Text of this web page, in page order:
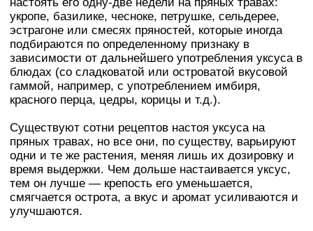
укропе, базилике, чесноке, петрушке, сельдерее,
эстрагоне или смесях пряностей, которые иногда
подбираются по определенному признаку в
зависимости от дальнейшего употребления уксуса в
блюдах (со сладковатой или островатой вкусовой
гаммой, например, с употреблением имбиря,
красного перца, цедры, корицы и т.д.).
Существуют сотни рецептов настоя уксуса на
пряных травах, но все они, по существу, варьируют
одни и те же растения, меняя лишь их дозировку и
время выдержки. Чем дольше настаивается уксус,
тем он лучше — крепость его уменьшается,
смягчается острота, а вкус и аромат усиливаются и
улучшаются.